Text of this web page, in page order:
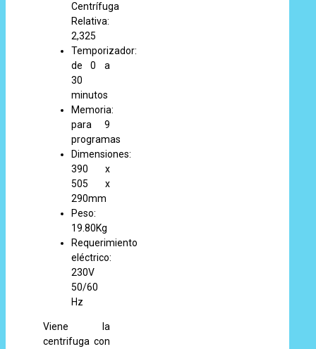
Centrífuga
Relativa:
2,325
Temporizador:
de 0 a
30
minutos
Memoria:
para 9
programas
Dimensiones:
390 x
505 x
290mm
Peso:
19.80Kg
Requerimiento
eléctrico:
230V
50/60
Hz
Viene la
centrifuga con